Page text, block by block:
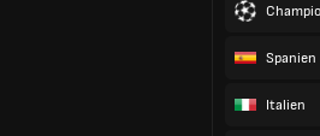
Spanien
Italien